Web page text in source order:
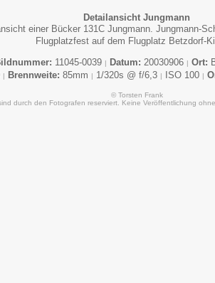
Detailansicht Jungmann
einer Bücker 131C Jungmann. Jungmann-
Flugplatzfest auf dem Flugplatz Betzdorf-
11045-0039 | Datum: 20030906 | Ort:
| Brennweite: 85mm | 1/320s @ f/6,3 | ISO 100 |
© Torsten Frank
durch den Fotografen reserviert. Keine Veröffentlichung